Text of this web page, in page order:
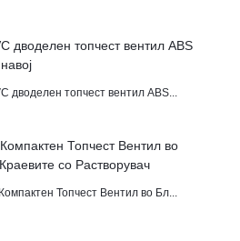
дводелен топчест вентил ABS...
Топчест Вентил во Бл...